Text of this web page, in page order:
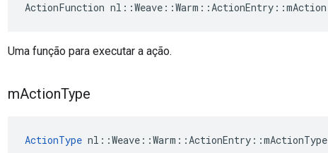
ActionFunction nl::Weave::Warm::ActionEntry::mAction
Uma função para executar a ação.
mActionType
ActionType nl::Weave::Warm::ActionEntry::mActionType